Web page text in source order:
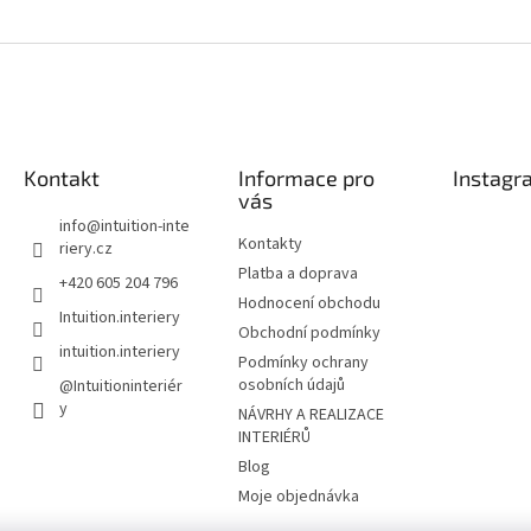
Kontakt
info@intuition-inte
riery.cz
+420 605 204 796
Intuition.interiery
intuition.interiery
@Intuitioninteriér
y
Informace pro
vás
Kontakty
Platba a doprava
Hodnocení obchodu
Obchodní podmínky
Podmínky ochrany
osobních údajů
NÁVRHY A REALIZACE
INTERIÉRŮ
Blog
Moje objednávka